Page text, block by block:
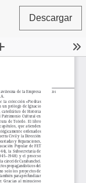
Descargar